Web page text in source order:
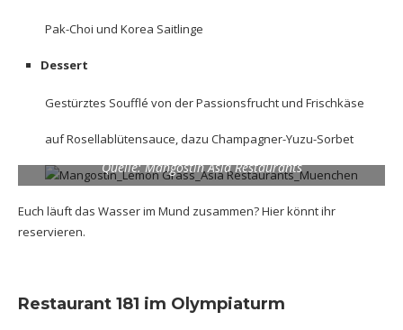
Pak-Choi und Korea Saitlinge
Dessert
Gestürztes Soufflé von der Passionsfrucht und Frischkäse
auf Rosellablütensauce, dazu Champagner-Yuzu-Sorbet
Quelle: Mangostin Asia Restaurants
Euch läuft das Wasser im Mund zusammen?Hierkönnt ihr
reservieren.
Restaurant 181 im Olympiaturm